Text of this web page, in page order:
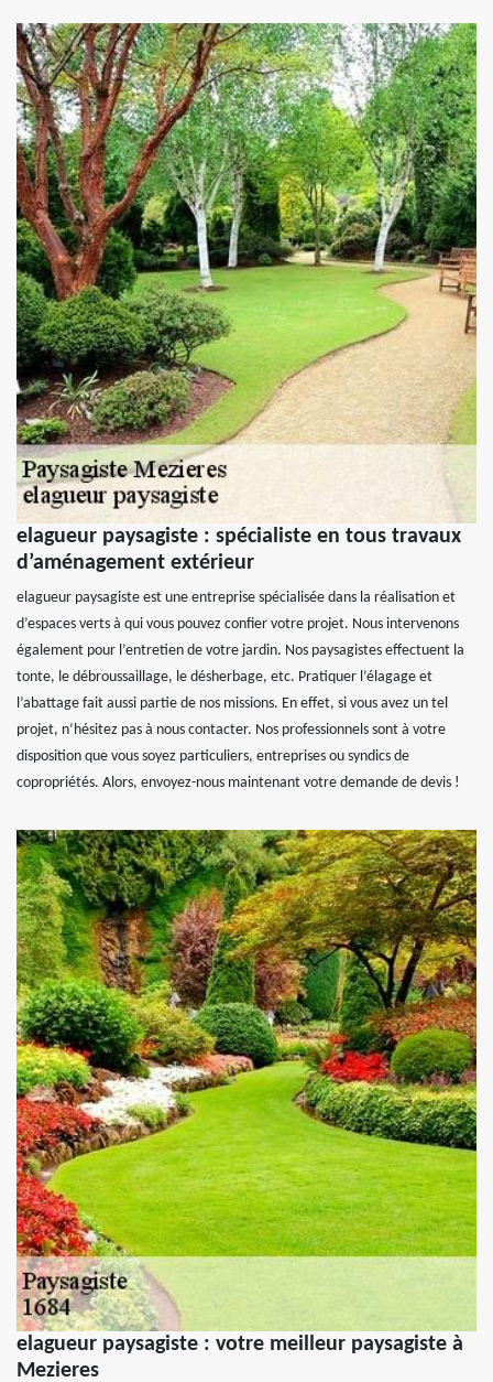
elagueur paysagiste : spécialiste en tous travaux
d’aménagement extérieur
elagueur paysagiste est une entreprise spécialisée dans la réalisation et
d’espaces verts à qui vous pouvez confier votre projet. Nous intervenons
également pour l’entretien de votre jardin. Nos paysagistes effectuent la
tonte, le débroussaillage, le désherbage, etc. Pratiquer l’élagage et
l’abattage fait aussi partie de nos missions. En effet, si vous avez un tel
projet, n’hésitez pas à nous contacter. Nos professionnels sont à votre
disposition que vous soyez particuliers, entreprises ou syndics de
copropriétés. Alors, envoyez-nous maintenant votre demande de devis !
elagueur paysagiste : votre meilleur paysagiste à
Mezieres